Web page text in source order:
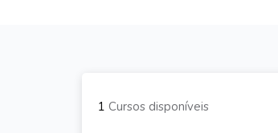
1 Cursos disponíveis